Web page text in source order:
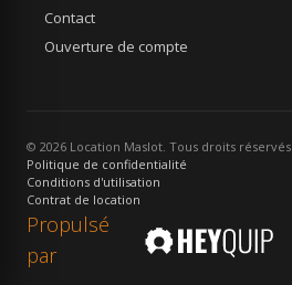
Contact
Ouverture de compte
© 2026 Location Maslot. Tous droits réservés
Politique de confidentialité
Conditions d'utilisation
Contrat de location
Propulsé
par